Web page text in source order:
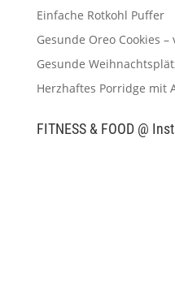
Einfache Rotkohl Puffer
Gesunde Oreo Cookies
Gesunde
Herzhaftes Porridge mit
FITNESS & FOOD @